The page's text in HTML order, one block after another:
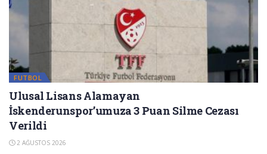
FUTBOL
Ulusal Lisans Alamayan
İskenderunspor’umuza 3 Puan Silme Cezası
Verildi
2 AĞUSTOS 2026